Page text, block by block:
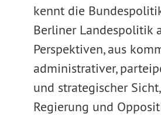
kennt die
Berliner Landespolitik
Perspektiven, aus
administrativer,
und strategischer
Regierung und